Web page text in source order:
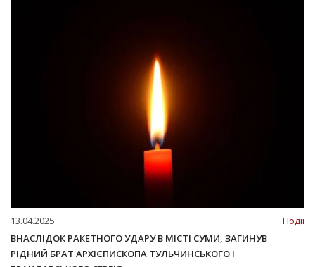
13.04.2025
Події
ВНАСЛІДОК РАКЕТНОГО УДАРУ В МІСТІ СУМИ, ЗАГИНУВ
РІДНИЙ БРАТ АРХІЄПИСКОПА ТУЛЬЧИНСЬКОГО І